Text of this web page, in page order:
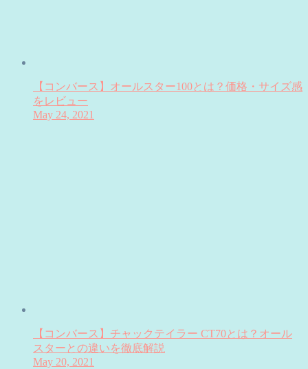
【コンバース】オールスター100とは？価格・サイズ感
をレビュー
May 24, 2021
【コンバース】チャックテイラー CT70とは？オール
スターとの違いを徹底解説
May 20, 2021